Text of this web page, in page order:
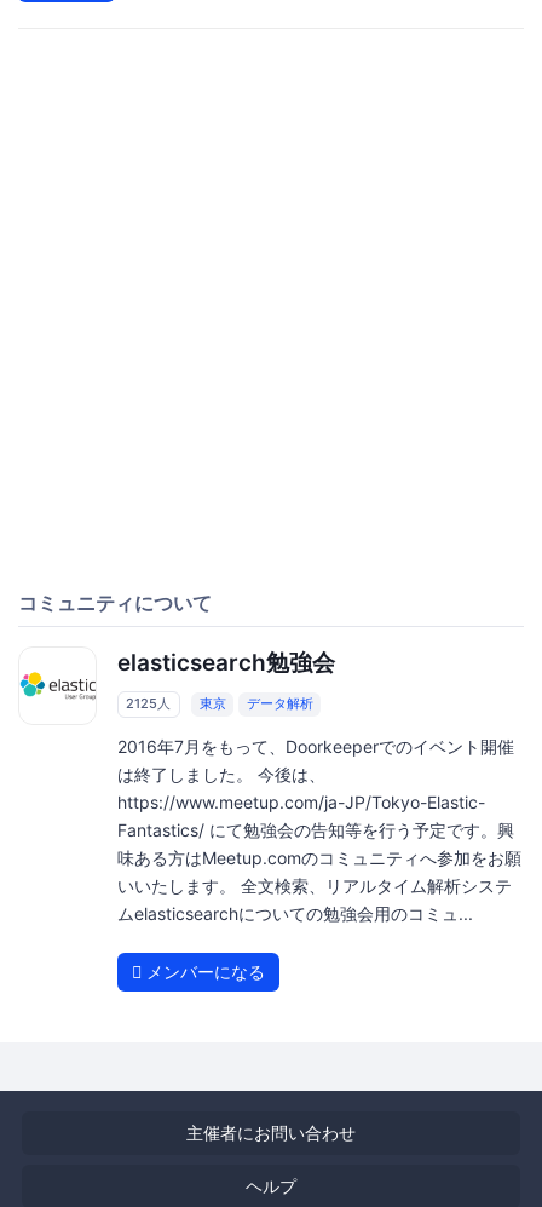
コミュニティについて
elasticsearch勉強会
2125人 東京 データ解析
2016年7月をもって、Doorkeeperでのイベント開催
は終了しました。 今後は、
https://www.meetup.com/ja-JP/Tokyo-Elastic-
Fantastics/ にて勉強会の告知等を行う予定です。興
味ある方はMeetup.comのコミュニティへ参加をお願
いいたします。 全文検索、リアルタイム解析システ
ムelasticsearchについての勉強会用のコミュ...
メンバーになる
主催者にお問い合わせ
ヘルプ